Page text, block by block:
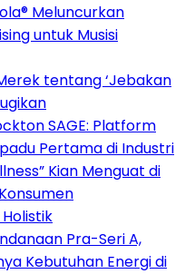
Meluncurkan
untuk Musisi
tentang ‘Jebakan
SAGE: Platform
Pertama di Industri
Kian Menguat di
Pra-Seri A,
Kebutuhan Energi di